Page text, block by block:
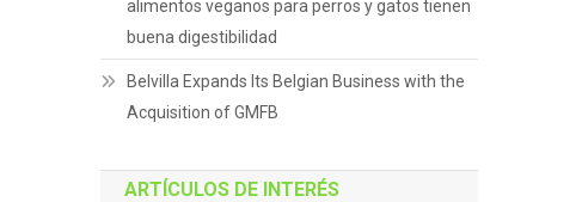
alimentos veganos para perros y gatos tienen
buena digestibilidad
Belvilla Expands Its Belgian Business with the
Acquisition of GMFB
ARTÍCULOS DE INTERÉS